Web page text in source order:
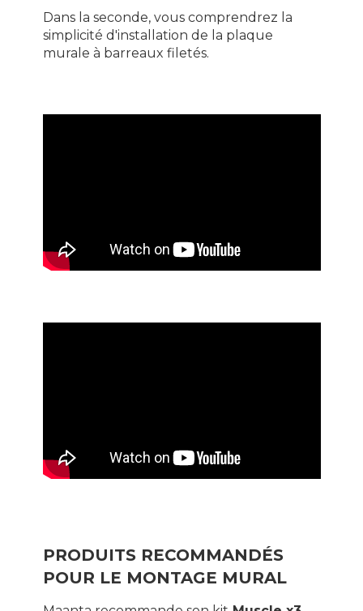
Dans la seconde, vous comprendrez la
simplicité d'installation de la plaque
murale à barreaux filetés.
PRODUITS RECOMMANDÉS
POUR LE MONTAGE MURAL